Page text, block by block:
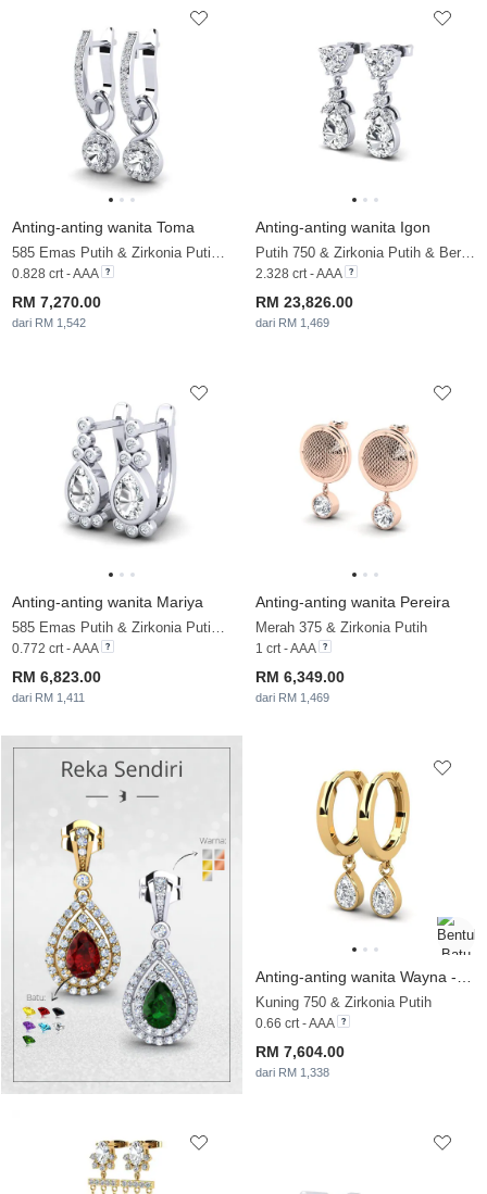
Anting-anting wanita Toma
585 Emas Putih & Zirkonia Putih & Berlian
0.828 crt - AAA
RM 7,270.00
dari RM 1,542
Anting-anting wanita Igon
Putih 750 & Zirkonia Putih & Berlian
2.328 crt - AAA
RM 23,826.00
dari RM 1,469
Anting-anting wanita Mariya
585 Emas Putih & Zirkonia Putih & Brillant
0.772 crt - AAA
RM 6,823.00
dari RM 1,411
Anting-anting wanita Pereira
Merah 375 & Zirkonia Putih
1 crt - AAA
RM 6,349.00
dari RM 1,469
Kuning 750 & Zirkonia Putih
0.66 crt - AAA
RM 7,604.00
dari RM 1,338